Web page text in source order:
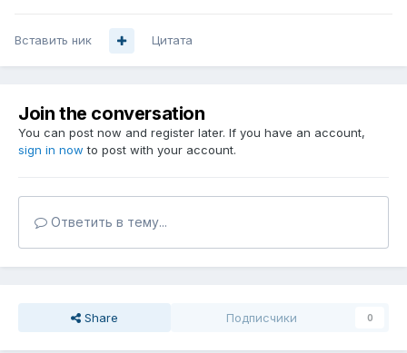
Вставить ник Цитата
Join the conversation
You can post now and register later. If you have an account,
sign in now to post with your account.
Ответить в тему...
Share Подписчики 0